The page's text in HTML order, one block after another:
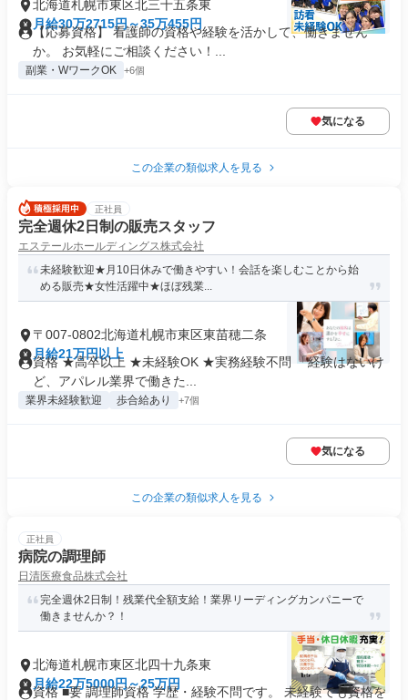
北海道札幌市東区北三十五条東
月給30万2715円～35万455円
【応募資格】 看護師の資格や経験を活かして、働きません
か。 お気軽にご相談ください！...
副業・WワークOK +6個
気になる
この企業の類似求人を見る
正社員
完全週休2日制の販売スタッフ
エステールホールディングス株式会社
未経験歓迎★月10日休みで働きやすい！会話を楽しむことから始
める販売★女性活躍中★ほぼ残業...
〒007-0802北海道札幌市東区東苗穂二条
月給21万円以上
資格 ★高卒以上 ★未経験OK ★実務経験不問 「経験はないけ
ど、アパレル業界で働きた...
業界未経験歓迎 歩合給あり +7個
気になる
この企業の類似求人を見る
正社員
病院の調理師
日清医療食品株式会社
完全週休2日制！残業代全額支給！業界リーディングカンパニーで
働きませんか？！
北海道札幌市東区北四十九条東
月給22万5000円～25万円
資格 ■要 調理師資格 学歴・経験不問です。 未経験でも資格を